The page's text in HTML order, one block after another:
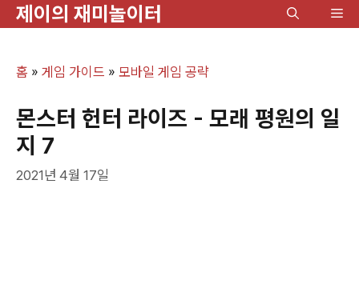
제이의 재미놀이터
메
홈 » 게임 가이드 » 모바일 게임 공략
몬스터 헌터 라이즈 - 모래 평원의 일
지 7
2021년 4월 17일